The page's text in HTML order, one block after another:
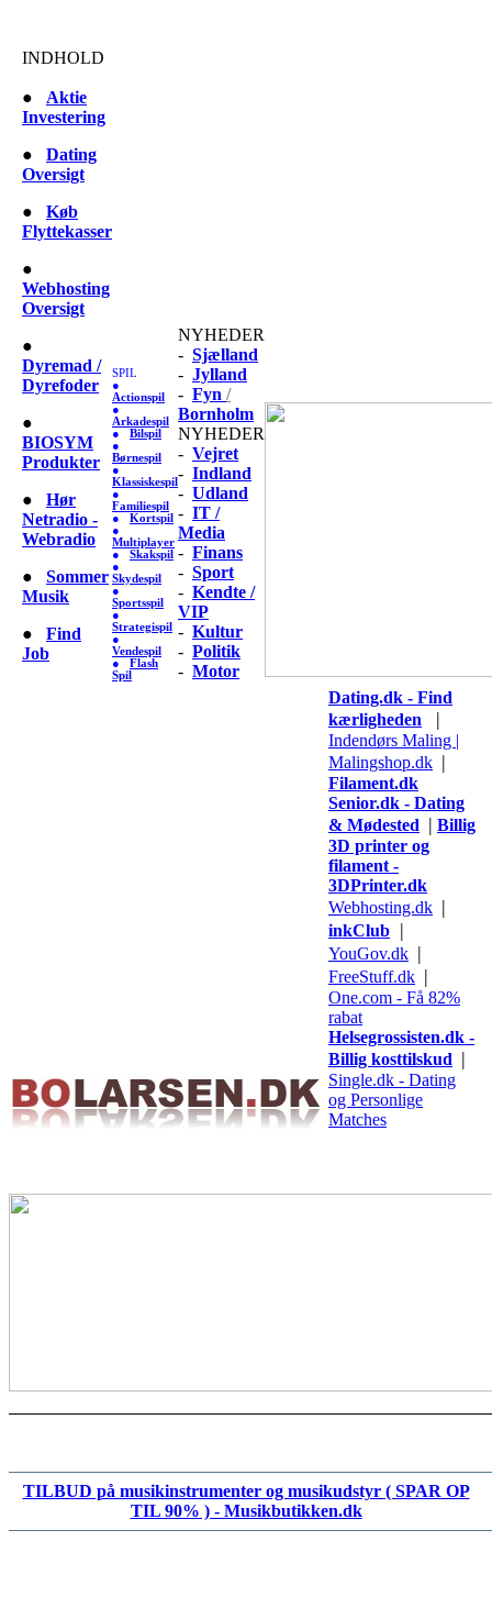
INDHOLD
● Aktie
Investering
● Dating
Oversigt
● Køb
Flyttekasser
●
Webhosting
Oversigt
●
Dyremad /
Dyrefoder
●
BIOSYM
Produkter
● Hør
Netradio -
Webradio
● Sommer
Musik
● Find
Job
SPIL
●
Actionspil
●
Arkadespil
● Bilspil
●
Børnespil
●
Klassiskespil
●
Familiespil
● Kortspil
●
Multiplayer
● Skakspil
●
Skydespil
●
Sportsspil
●
Strategispil
●
Vendespil
● Flash
Spil
NYHEDER
- Sjælland
- Jylland
- Fyn /
Bornholm
NYHEDER
- Vejret
- Indland
- Udland
- IT /
Media
- Finans
- Sport
- Kendte /
VIP
- Kultur
- Politik
- Motor
Dating.dk - Find
kærligheden
|
Indendørs Maling |
Malingshop.dk |
Filament.dk
Senior.dk - Dating
& Mødested | Billig
3D printer og
filament -
3DPrinter.dk
Webhosting.dk |
inkClub |
YouGov.dk |
FreeStuff.dk |
One.com - Få 82%
rabat
Helsegrossisten.dk -
Billig kosttilskud |
Single.dk - Dating
og Personlige
Matches
TILBUD på musikinstrumenter og musikudstyr ( SPAR OP
TIL 90% ) - Musikbutikken.dk